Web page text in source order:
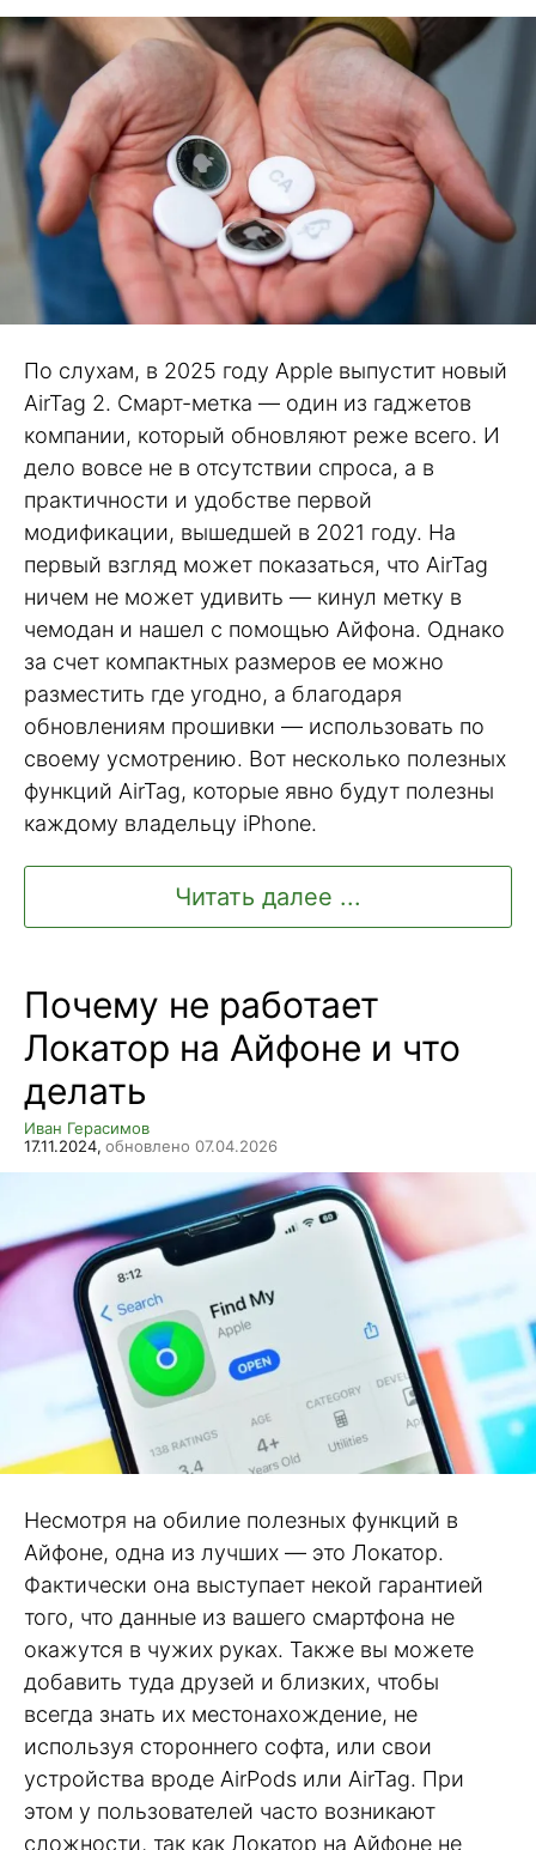
По слухам, в 2025 году Apple выпустит новый
AirTag 2. Смарт-метка — один из гаджетов
компании, который обновляют реже всего. И
дело вовсе не в отсутствии спроса, а в
практичности и удобстве первой
модификации, вышедшей в 2021 году. На
первый взгляд может показаться, что AirTag
ничем не может удивить — кинул метку в
чемодан и нашел с помощью Айфона. Однако
за счет компактных размеров ее можно
разместить где угодно, а благодаря
обновлениям прошивки — использовать по
своему усмотрению. Вот несколько полезных
функций AirTag, которые явно будут полезны
каждому владельцу iPhone.
Читать далее ...
Почему не работает
Локатор на Айфоне и что
делать
Иван Герасимов
17.11.2024, обновлено 07.04.2026
Несмотря на обилие полезных функций в
Айфоне, одна из лучших — это Локатор.
Фактически она выступает некой гарантией
того, что данные из вашего смартфона не
окажутся в чужих руках. Также вы можете
добавить туда друзей и близких, чтобы
всегда знать их местонахождение, не
используя стороннего софта, или свои
устройства вроде AirPods или AirTag. При
этом у пользователей часто возникают
сложности, так как Локатор на Айфоне не